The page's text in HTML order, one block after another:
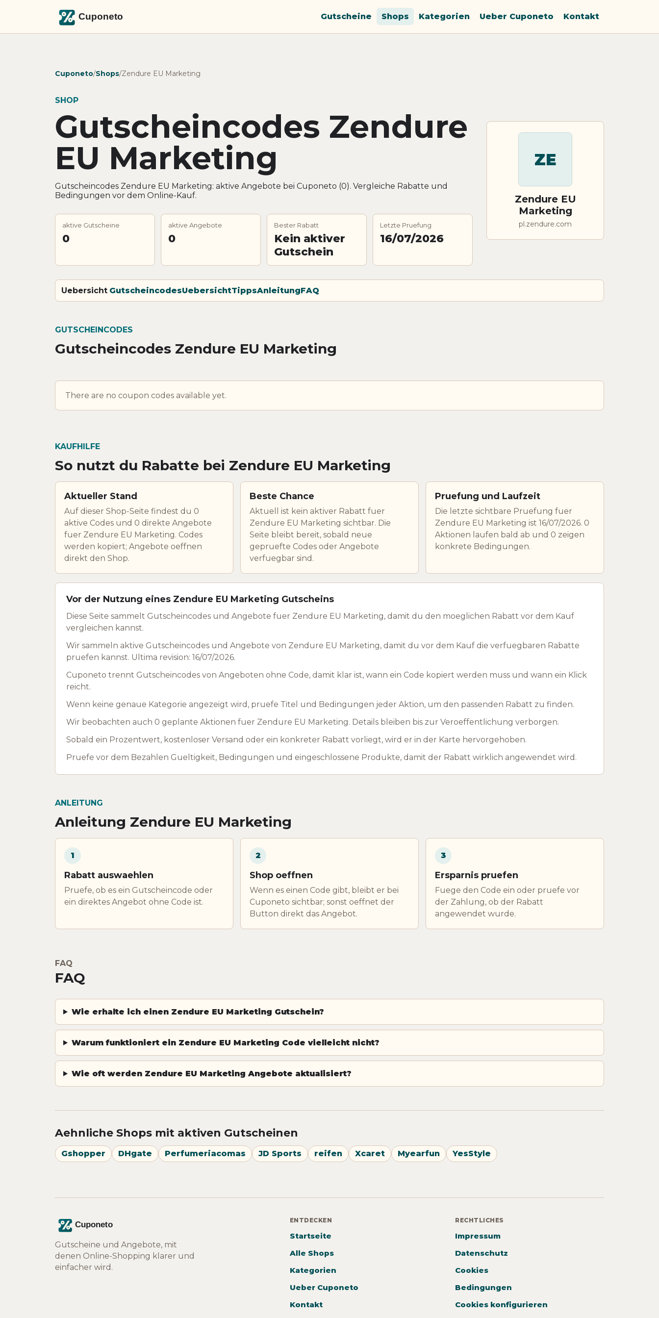
Gutscheine Shops Kategorien Ueber Cuponeto Kontakt
Cuponeto/Shops/Zendure EU Marketing
SHOP
Gutscheincodes Zendure
EU Marketing
Gutscheincodes Zendure EU Marketing: aktive Angebote bei Cuponeto (0). Vergleiche Rabatte und
Bedingungen vor dem Online-Kauf.
aktive Gutscheine
0
aktive Angebote
0
Bester Rabatt
Kein aktiver
Gutschein
Letzte Pruefung
16/07/2026
ZE
Zendure EU
Marketing
pl.zendure.com
Uebersicht GutscheincodesUebersichtTippsAnleitungFAQ
GUTSCHEINCODES
Gutscheincodes Zendure EU Marketing
There are no coupon codes available yet.
KAUFHILFE
So nutzt du Rabatte bei Zendure EU Marketing
Aktueller Stand
Auf dieser Shop-Seite findest du 0
aktive Codes und 0 direkte Angebote
fuer Zendure EU Marketing. Codes
werden kopiert; Angebote oeffnen
direkt den Shop.
Beste Chance
Aktuell ist kein aktiver Rabatt fuer
Zendure EU Marketing sichtbar. Die
Seite bleibt bereit, sobald neue
gepruefte Codes oder Angebote
verfuegbar sind.
Pruefung und Laufzeit
Die letzte sichtbare Pruefung fuer
Zendure EU Marketing ist 16/07/2026. 0
Aktionen laufen bald ab und 0 zeigen
konkrete Bedingungen.
Vor der Nutzung eines Zendure EU Marketing Gutscheins
Diese Seite sammelt Gutscheincodes und Angebote fuer Zendure EU Marketing, damit du den moeglichen Rabatt vor dem Kauf
vergleichen kannst.
Wir sammeln aktive Gutscheincodes und Angebote von Zendure EU Marketing, damit du vor dem Kauf die verfuegbaren Rabatte
pruefen kannst. Ultima revision: 16/07/2026.
Cuponeto trennt Gutscheincodes von Angeboten ohne Code, damit klar ist, wann ein Code kopiert werden muss und wann ein Klick
reicht.
Wenn keine genaue Kategorie angezeigt wird, pruefe Titel und Bedingungen jeder Aktion, um den passenden Rabatt zu finden.
Wir beobachten auch 0 geplante Aktionen fuer Zendure EU Marketing. Details bleiben bis zur Veroeffentlichung verborgen.
Sobald ein Prozentwert, kostenloser Versand oder ein konkreter Rabatt vorliegt, wird er in der Karte hervorgehoben.
Pruefe vor dem Bezahlen Gueltigkeit, Bedingungen und eingeschlossene Produkte, damit der Rabatt wirklich angewendet wird.
ANLEITUNG
Anleitung Zendure EU Marketing
1
Rabatt auswaehlen
Pruefe, ob es ein Gutscheincode oder
ein direktes Angebot ohne Code ist.
2
Shop oeffnen
Wenn es einen Code gibt, bleibt er bei
Cuponeto sichtbar; sonst oeffnet der
Button direkt das Angebot.
3
Ersparnis pruefen
Fuege den Code ein oder pruefe vor
der Zahlung, ob der Rabatt
angewendet wurde.
FAQ
FAQ
Wie erhalte ich einen Zendure EU Marketing Gutschein?
Warum funktioniert ein Zendure EU Marketing Code vielleicht nicht?
Wie oft werden Zendure EU Marketing Angebote aktualisiert?
Aehnliche Shops mit aktiven Gutscheinen
Gshopper DHgate Perfumeriacomas JD Sports reifen Xcaret Myearfun YesStyle
Gutscheine und Angebote, mit
denen Online-Shopping klarer und
einfacher wird.
ENTDECKEN
Startseite
Alle Shops
Kategorien
Ueber Cuponeto
Kontakt
RECHTLICHES
Impressum
Datenschutz
Cookies
Bedingungen
Cookies konfigurieren